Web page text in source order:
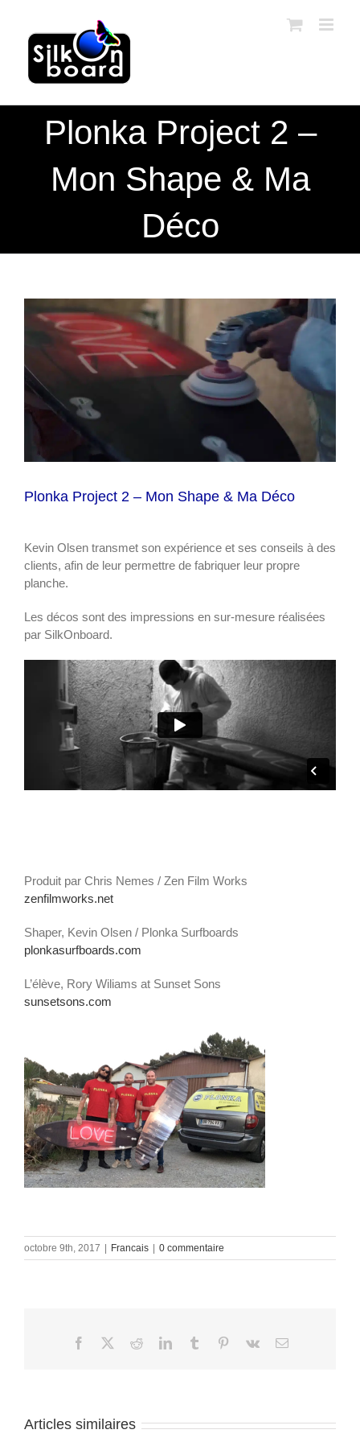
contenu
Plonka Project 2 –
Mon Shape & Ma
Déco
l'image
agrandie
Plonka Project 2 – Mon Shape & Ma Déco
Kevin Olsen transmet son expérience et ses conseils à des
clients, afin de leur permettre de fabriquer leur propre
planche.
Les décos sont des impressions en sur-mesure réalisées
par SilkOnboard.
Produit par Chris Nemes / Zen Film Works
zenfilmworks.net
Shaper, Kevin Olsen / Plonka Surfboards
plonkasurfboards.com
L’élève, Rory Wiliams at Sunset Sons
sunsetsons.com
octobre 9th, 2017 Francais 0 commentaire
Facebook RedditLinkedInTumblr Pinterest
Vk Email
Articles similaires